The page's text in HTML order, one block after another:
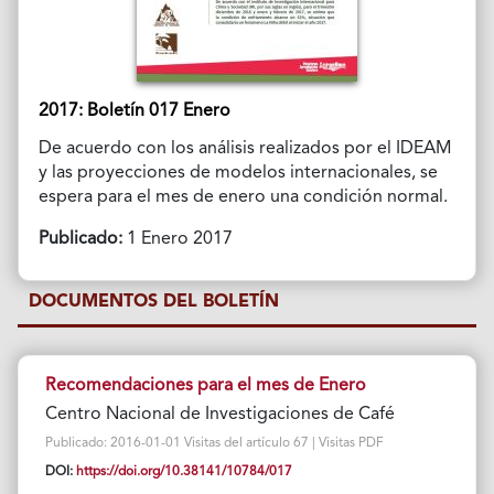
2017: Boletín 017 Enero
De acuerdo con los análisis realizados por el IDEAM
y las proyecciones de modelos internacionales, se
espera para el mes de enero una condición normal.
Publicado:1 Enero 2017
DOCUMENTOS DEL BOLETÍN
Recomendaciones para el mes de Enero
Centro Nacional de Investigaciones de Café
Publicado: 2016-01-01 Visitas del artículo 67 | Visitas PDF
DOI: https://doi.org/10.38141/10784/017